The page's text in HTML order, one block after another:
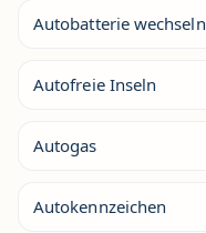
Autobatterie wechseln
Autofreie Inseln
Autogas
Autokennzeichen